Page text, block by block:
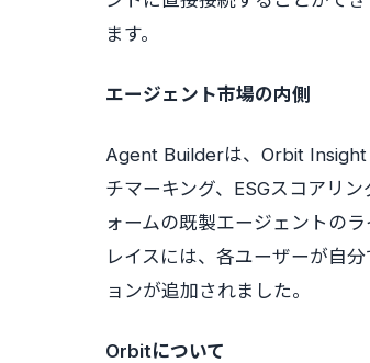
ます。
エージェント市場の内側
Agent Builderは、Orbit
チマーキング、ESGスコアリ
ォームの既製エージェントの
レイスには、各ユーザーが自
ョンが追加されました。
Orbitについて